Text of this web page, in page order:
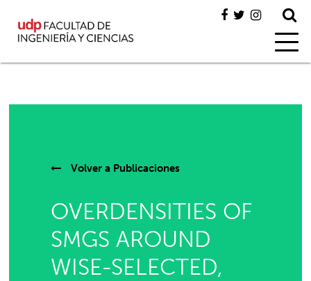
Volver a Publicaciones
OVERDENSITIES OF
SMGS AROUND
WISE-SELECTED,